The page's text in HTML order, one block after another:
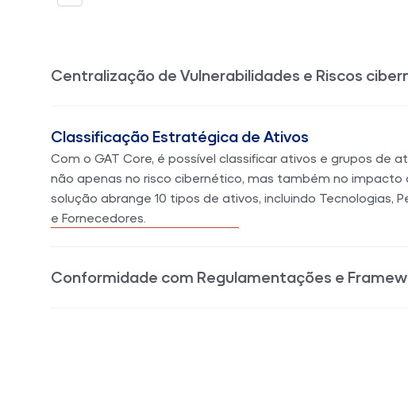
Centralização de Vulnerabilidades e Riscos
Classificação Estratégica de Ativos
Conformidade com Regulamentações e
Suporte a diversas regulamentações e frameworks de
do mercado e as exigências regulatórias.